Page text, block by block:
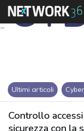
Ultimi articoli
Controllo
sicurezza con la